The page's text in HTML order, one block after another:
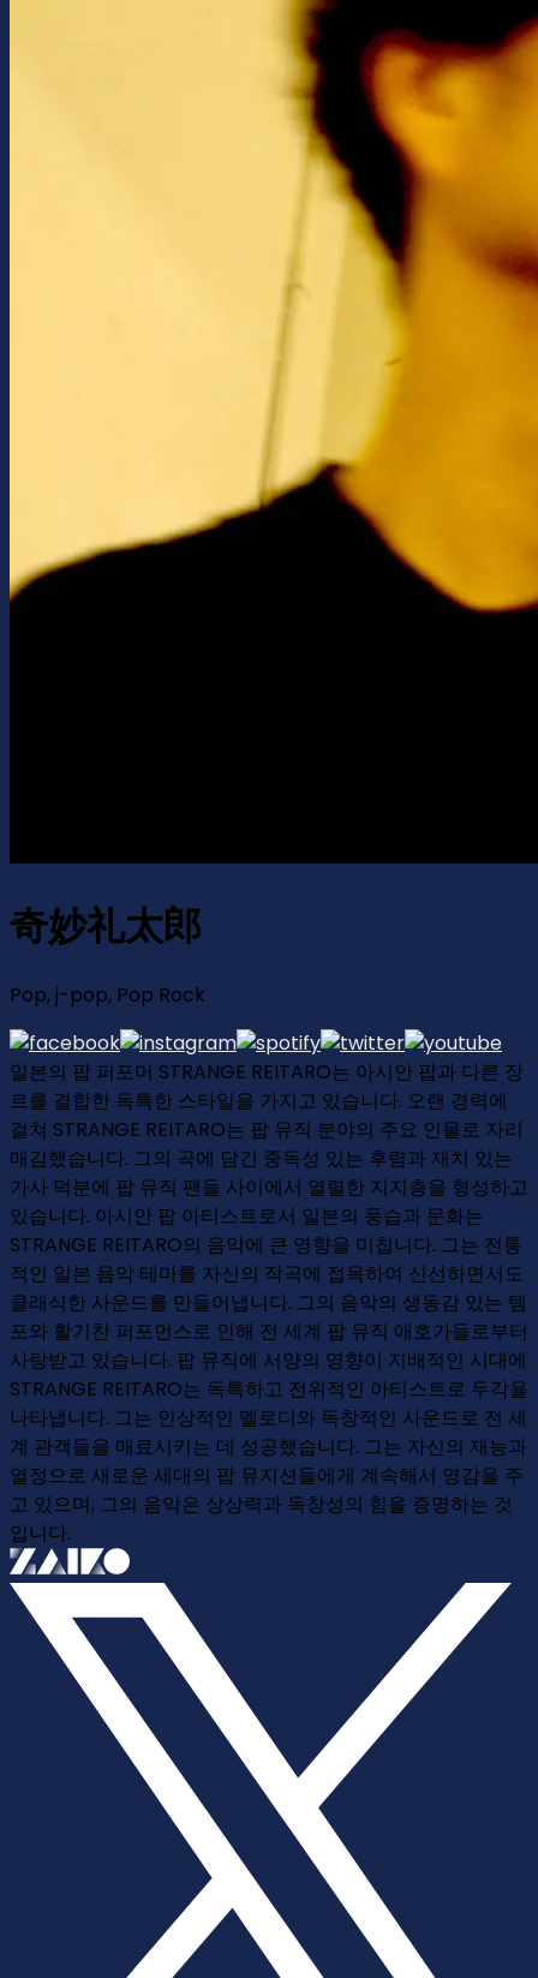
奇妙礼太郎
Pop, j-pop, Pop Rock
일본의 팝 퍼포머 STRANGE REITARO는 아시안 팝과 다른 장
르를 결합한 독특한 스타일을 가지고 있습니다. 오랜 경력에
걸쳐 STRANGE REITARO는 팝 뮤직 분야의 주요 인물로 자리
매김했습니다. 그의 곡에 담긴 중독성 있는 후렴과 재치 있는
가사 덕분에 팝 뮤직 팬들 사이에서 열렬한 지지층을 형성하고
있습니다. 아시안 팝 아티스트로서 일본의 풍습과 문화는
STRANGE REITARO의 음악에 큰 영향을 미칩니다. 그는 전통
적인 일본 음악 테마를 자신의 작곡에 접목하여 신선하면서도
클래식한 사운드를 만들어냅니다. 그의 음악의 생동감 있는 템
포와 활기찬 퍼포먼스로 인해 전 세계 팝 뮤직 애호가들로부터
사랑받고 있습니다. 팝 뮤직에 서양의 영향이 지배적인 시대에
STRANGE REITARO는 독특하고 전위적인 아티스트로 두각을
나타냅니다. 그는 인상적인 멜로디와 독창적인 사운드로 전 세
계 관객들을 매료시키는 데 성공했습니다. 그는 자신의 재능과
열정으로 새로운 세대의 팝 뮤지션들에게 계속해서 영감을 주
고 있으며, 그의 음악은 상상력과 독창성의 힘을 증명하는 것
입니다.